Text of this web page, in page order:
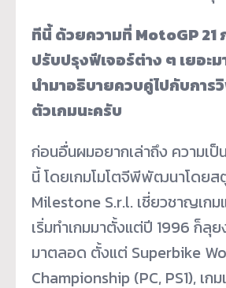
ทีนี้ ด้วยความที่ MotoGP 21
ปรับปรุงฟีเจอร์ต่าง ๆ เยอะ
นำมาอธิบายควบคู่ไปกับการ
ตัวเกมนะครับ
ก่อนอื่นผมอยากเล่าถึง ความเป็
นี้ โดยเกมโมโตจีพีพัฒนาโดย
Milestone S.r.l. เชี่ยวชาญเก
เริ่มทำเกมมาตั้งแต่ปี 1996 ก็ลุย
มาตลอด ตั้งแต่ Superbike
Championship (PC, PS1), เก